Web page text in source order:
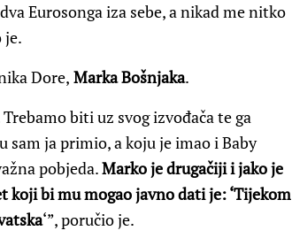
Eurosonga iza sebe, a nikad me nitko
je.
Dore, Marka Bošnjaka.
biti uz svog izvođača te ga
ja primio, a koju je imao i Baby
pobjeda.Marko je drugačiji i jako je
koji bi mu mogao javno dati je: ‘Tijekom
‘”, poručio je.